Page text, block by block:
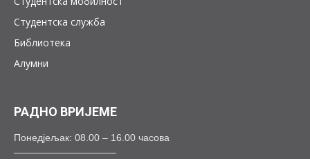
Студентска служба
Библиотека
Алумни
РАДНО ВРИЈЕМЕ
Понедјељак: 08.00 – 16.00 часова
——————————–